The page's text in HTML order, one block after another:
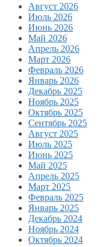
Август 2026
Июль 2026
Июнь 2026
Май 2026
Апрель 2026
Март 2026
Февраль 2026
Январь 2026
Декабрь 2025
Ноябрь 2025
Октябрь 2025
Сентябрь 2025
Август 2025
Июль 2025
Июнь 2025
Май 2025
Апрель 2025
Март 2025
Февраль 2025
Январь 2025
Декабрь 2024
Ноябрь 2024
Октябрь 2024